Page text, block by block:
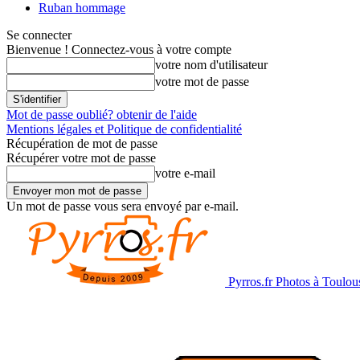
Ruban hommage
Se connecter
Bienvenue ! Connectez-vous à votre compte
votre nom d'utilisateur
votre mot de passe
Mot de passe oublié? obtenir de l'aide
Mentions légales et Politique de confidentialité
Récupération de mot de passe
Récupérer votre mot de passe
votre e-mail
Un mot de passe vous sera envoyé par e-mail.
Pyrros.fr Photos à